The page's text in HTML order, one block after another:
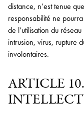
distance, n’est tenue
responsabilité ne
de l’utilisation du
intrusion, virus, rupture
involontaires.
ARTICLE